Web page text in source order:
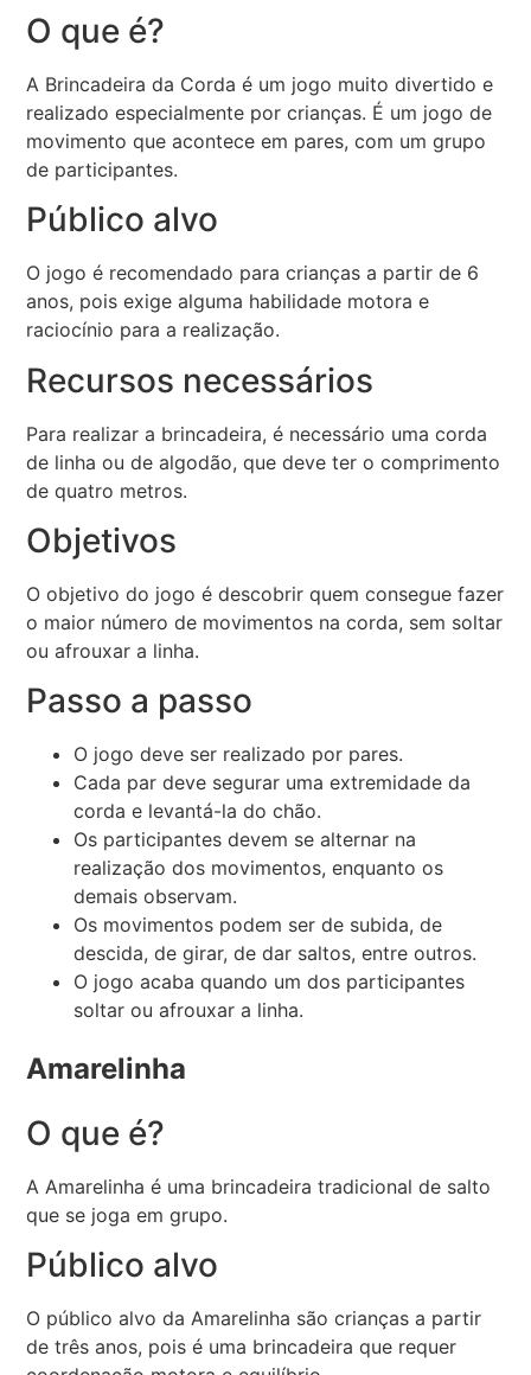
O que é?
A Brincadeira da Corda é um jogo muito divertido e
realizado especialmente por crianças. É um jogo de
movimento que acontece em pares, com um grupo
de participantes.
Público alvo
O jogo é recomendado para crianças a partir de 6
anos, pois exige alguma habilidade motora e
raciocínio para a realização.
Recursos necessários
Para realizar a brincadeira, é necessário uma corda
de linha ou de algodão, que deve ter o comprimento
de quatro metros.
Objetivos
O objetivo do jogo é descobrir quem consegue fazer
o maior número de movimentos na corda, sem soltar
ou afrouxar a linha.
Passo a passo
O jogo deve ser realizado por pares.
Cada par deve segurar uma extremidade da
corda e levantá-la do chão.
Os participantes devem se alternar na
realização dos movimentos, enquanto os
demais observam.
Os movimentos podem ser de subida, de
descida, de girar, de dar saltos, entre outros.
O jogo acaba quando um dos participantes
soltar ou afrouxar a linha.
Amarelinha
O que é?
A Amarelinha é uma brincadeira tradicional de salto
que se joga em grupo.
Público alvo
O público alvo da Amarelinha são crianças a partir
de três anos, pois é uma brincadeira que requer